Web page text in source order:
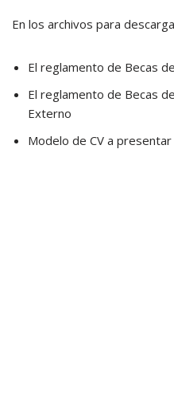
En los archivos para
El reglamento de Becas
El reglamento de Becas
Externo
Modelo de CV a presentar